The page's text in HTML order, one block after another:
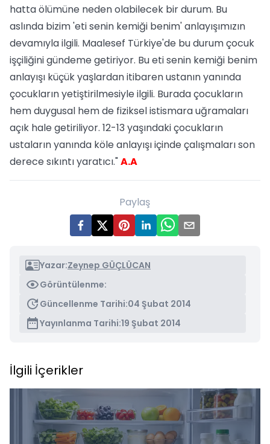
hatta ölümüne neden olabilecek bir durum. Bu
aslında bizim 'eti senin kemiği benim' anlayışımızın
devamıyla ilgili. Maalesef Türkiye'de bu durum çocuk
işçiliğini gündeme getiriyor. Bu eti senin kemiği benim
anlayışı küçük yaşlardan itibaren ustanın yanında
çocukların yetiştirilmesiyle ilgili. Burada çocukların
hem duygusal hem de fiziksel istismara uğramaları
açık hale getiriliyor. 12-13 yaşındaki çocukların
ustaların yanında köle anlayışı içinde çalışmaları son
derece sıkıntı yaratıcı."A.A
Paylaş
Yazar:Zeynep GÜÇLÜCAN
Görüntülenme:
Güncellenme Tarihi:04 Şubat 2014
Yayınlanma Tarihi:19 Şubat 2014
İlgili İçerikler